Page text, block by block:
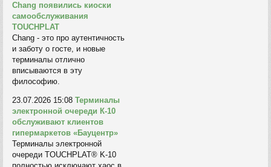
Chang появились киоски
самообслуживания
TOUCHPLAT
Chang - это про аутентичность
и заботу о госте, и новые
терминалы отлично
вписываются в эту
философию.
23.07.2026 15:08 Терминалы
электронной очереди К-10
обслуживают клиентов
гипермаркетов «Бауцентр»
Терминалы электронной
очереди TOUCHPLAT® K-10